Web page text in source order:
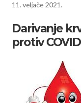
11. veljače 2021.
Darivanje
protiv COVID